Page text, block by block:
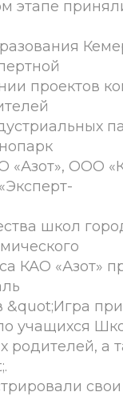
этапе
проектов
«Азот», ООО
школ
КАО «Азот»
учащихся
а